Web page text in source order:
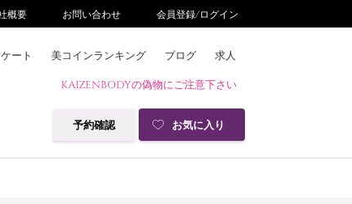
概要 お問い合わせ 会員登録/ログイン
ート 美コインランキング ブログ 求人
KAIZENBODYの偽物にご注意下さい
予約確認 お気に入り